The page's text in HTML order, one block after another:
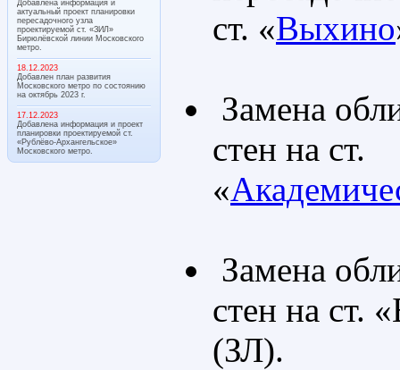
Добавлена информация и
актуальный проект планировки
пересадочного узла
проектируемой ст. «ЗИЛ»
Бирюлёвской линии Московского
метро.
18.12.2023
Добавлен план развития
Московского метро по состоянию
на октябрь 2023 г.
17.12.2023
Добавлена информация и проект
планировки проектируемой ст.
«Рублёво-Архангельское»
Московского метро.
ст. «Выхино
Замена
стен на ст.
«
Замена
стен на ст.
(ЗЛ).